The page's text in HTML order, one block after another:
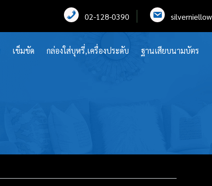
02-128-0390
เข็มขัด กล่องใส่บุหรี่,เครื่องประดับ ฐานเสียบนามบัตร